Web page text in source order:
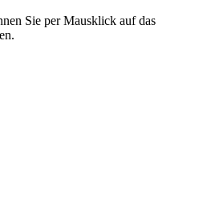
Sie per Mausklick auf das